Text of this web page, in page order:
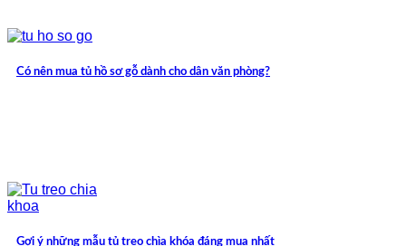
Có nên mua tủ hồ sơ gỗ dành cho dân văn phòng?
Gợi ý những mẫu tủ treo chìa khóa đáng mua nhất